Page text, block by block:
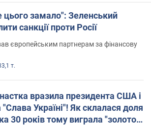
цього замало": Зеленський
санкції проти Росії
європейським партнерам за фінансову
т.
вразила президента США і
Україні"! Як склалася доля
30 років тому виграла "золото"